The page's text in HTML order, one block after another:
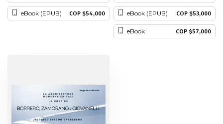
Economía
Estudios editoriales
Estudios regionales
eBook (EPUB) COP $54,000 eBook (EPUB) COP $53,000
eBook COP $57,000